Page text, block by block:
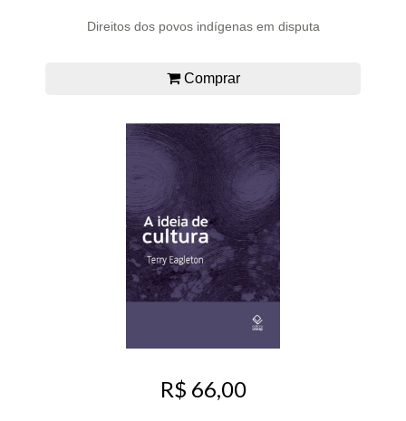
Direitos dos povos indígenas em disputa
Comprar
R$ 66,00